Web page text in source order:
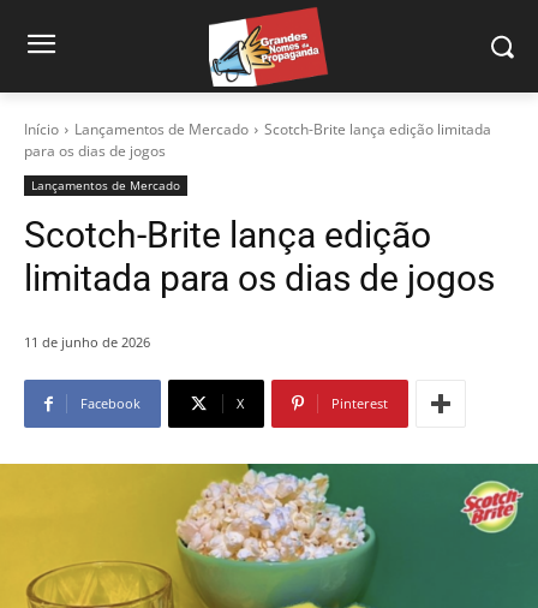
Início Lançamentos de Mercado
Scotch-Brite lança edição limitada
para os dias de jogos
Lançamentos de Mercado
Scotch-Brite lança edição
limitada para os dias de jogos
11 de junho de 2026
Facebook X Pinterest